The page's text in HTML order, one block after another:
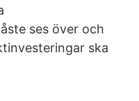
ses över och
ska